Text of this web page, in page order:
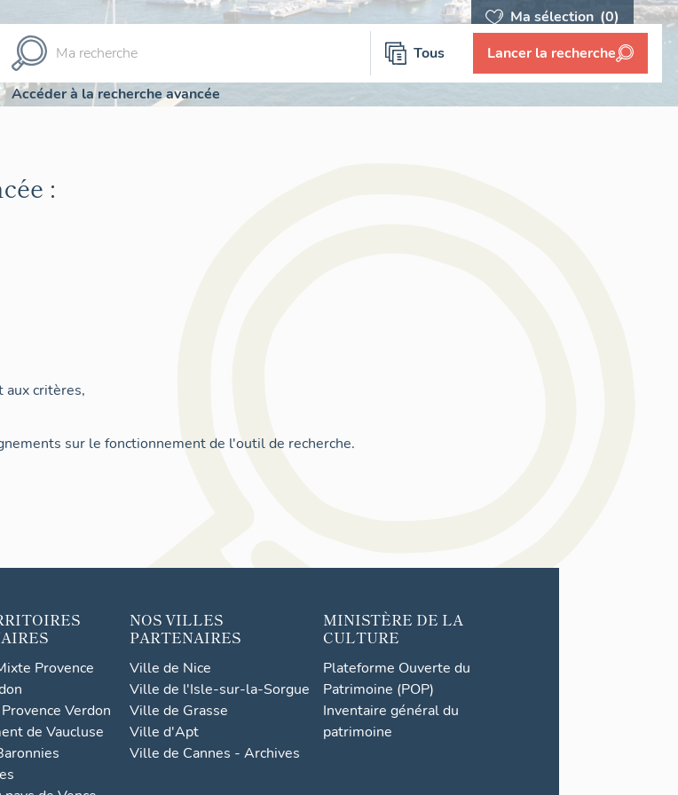
Ma sélection (0)
Tous Lancer la recherche
Accéder à la recherche avancée
:
aux critères,
sur le fonctionnement de l'outil de recherche.
Provence
Verdon
de Vaucluse
NOS VILLES
PARTENAIRES
Ville de Nice
Ville de l'Isle-sur-la-Sorgue
Ville de Grasse
Ville d'Apt
Ville de Cannes - Archives
MINISTÈRE DE LA
CULTURE
Plateforme Ouverte du
Patrimoine (POP)
Inventaire général du
patrimoine